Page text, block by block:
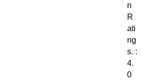
n
R
ati
ng
s. :
4.
0